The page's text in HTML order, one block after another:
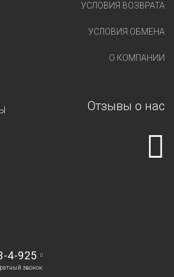
УСЛОВИЯ ВОЗВРАТА
УСЛОВИЯ ОБМЕНА
О КОМПАНИИ
Отзывы о нас
4-925
звонок